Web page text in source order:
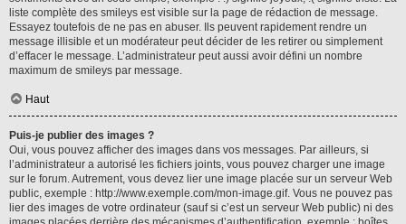
liste complète des smileys est visible sur la page de rédaction de message.
Essayez toutefois de ne pas en abuser. Ils peuvent rapidement rendre un
message illisible et un modérateur peut décider de les retirer ou simplement
d’effacer le message. L’administrateur peut aussi avoir défini un nombre
maximum de smileys par message.
Haut
Puis-je publier des images ?
Oui, vous pouvez afficher des images dans vos messages. Par ailleurs, si
l’administrateur a autorisé les fichiers joints, vous pouvez charger une image
sur le forum. Autrement, vous devez lier une image placée sur un serveur Web
public, exemple : http://www.exemple.com/mon-image.gif. Vous ne pouvez pas
lier des images de votre ordinateur (sauf si c’est un serveur Web public) ni des